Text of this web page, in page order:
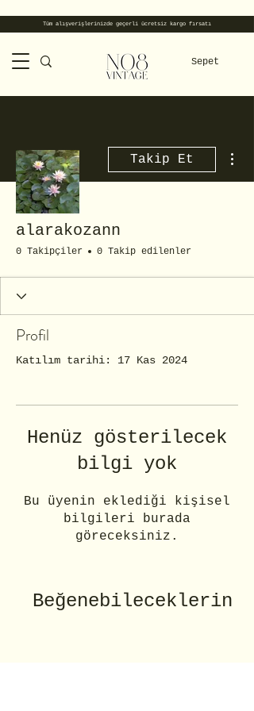
Sepet
Tüm alışverişlerinizde geçerli ücretsiz kargo fırsatı
Takip Et
alarakozann
0 Takipçiler 0 Takip edilenler
Profil
Katılım tarihi: 17 Kas 2024
Henüz gösterilecek
bilgi yok
Bu üyenin eklediği kişisel
bilgileri burada
göreceksiniz.
Beğenebileceklerin